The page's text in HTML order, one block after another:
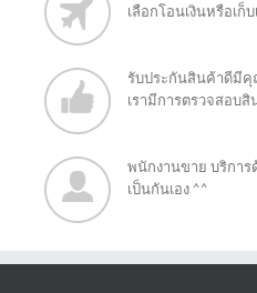
เลือกโอนเงินหรือเก็
รับประกันสินค้าดีมี
เรามีการตรวจสอบ
พนักงานขาย บริการ
เป็นกันเอง ^^